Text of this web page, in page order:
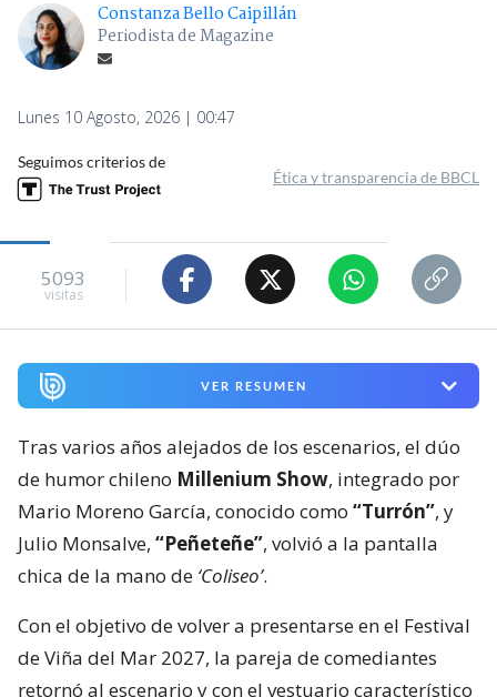
Constanza Bello Caipillán
Periodista de Magazine
Lunes 10 Agosto, 2026 | 00:47
Seguimos criterios de
Ética y transparencia de BBCL
5093
visitas
VER RESUMEN
Tras varios años alejados de los escenarios, el dúo
de humor chileno Millenium Show, integrado por
Mario Moreno García, conocido como “Turrón”, y
Julio Monsalve, “Peñeteñe”, volvió a la pantalla
chica de la mano de ‘Coliseo’.
Con el objetivo de volver a presentarse en el Festival
de Viña del Mar 2027, la pareja de comediantes
retornó al escenario y con el vestuario característico